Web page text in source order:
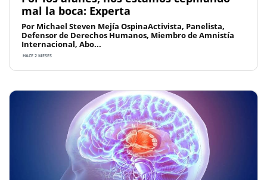
mal la boca: Experta
Por Michael Steven Mejía OspinaActivista, Panelista,
Defensor de Derechos Humanos, Miembro de Amnistía
Internacional, Abo...
HACE 2 MESES